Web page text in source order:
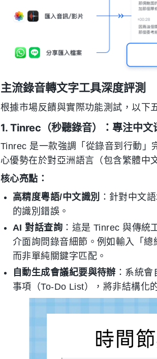
主流錄音轉文字工具深度評測
根據市場反饋與實際功能測試，以下
1. Tinrec（秒聽錄音）：專注中文
Tinrec 是一款強調「從錄音到行動」
心優勢在於對亞洲語言（包含繁體中
核心亮點：
高精度粵語/中文識別
：針對中文
的識別錯誤。
AI 對話查詢 ：這是 Tinrec 與傳統
介面詢問錄音細節。例如輸入「
而非單純關鍵字匹配。
自動生成會議紀要與待辦 ：系統
事項（To-Do List），將非結構化